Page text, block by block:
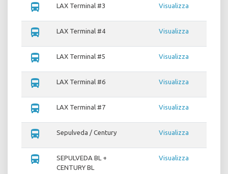
directions_bus LAX Terminal #3 Visualizza
directions_bus LAX Terminal #4 Visualizza
directions_bus LAX Terminal #5 Visualizza
directions_bus LAX Terminal #6 Visualizza
directions_bus LAX Terminal #7 Visualizza
directions_bus Sepulveda / Century Visualizza
directions_bus
SEPULVEDA BL +
CENTURY BL
Visualizza